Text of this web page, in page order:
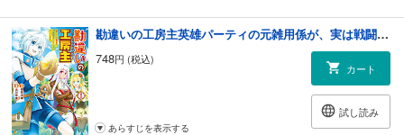
勘違いの工房主英雄パーティの元雑用係が、実は戦闘以外がSSSランクだったというよくある話１
748円 (税込)
カート
試し読み
あらすじを表示する